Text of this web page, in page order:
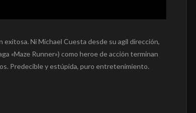
Ni Michael Cuesta desde su agil dirección,
«Maze Runner») como heroe de acción terminan
Predecible y estúpida, puro entretenimiento.